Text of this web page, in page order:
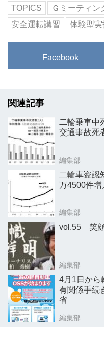
TOPICS Ｇミーティン
安全運転講習
体験型
Facebook
関連記事
二輪乗車中
交通事故死
編集部
二輪車盗認
万4500件増
編集部
vol.55 笑顔
編集部
4月1日から
有関係手続
省
編集部